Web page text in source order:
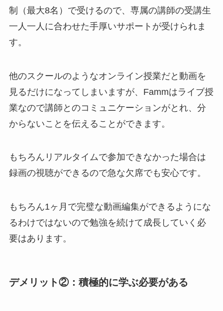
制（最大8名）で受けるので、専属の講師の受講生
一人一人に合わせた手厚いサポートが受けられま
す。
他のスクールのようなオンライン授業だと動画を
見るだけになってしまいますが、Fammはライブ授
業なので講師とのコミュニケーションがとれ、分
からないことを伝えることができます。
もちろんリアルタイムで参加できなかった場合は
録画の視聴ができるので急な欠席でも安心です。
もちろん1ヶ月で完璧な動画編集ができるようにな
るわけではないので勉強を続けて成長していく必
要はあります。
デメリット②：積極的に学ぶ必要がある